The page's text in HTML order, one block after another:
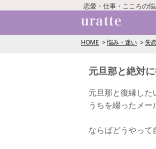
恋愛・仕事・こころの
HOME 悩み・迷い 失
元旦那と絶対
元旦那と復縁し
うちを綴ったメー
ならばどうやって